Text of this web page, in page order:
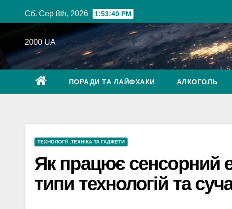
до
Сб. Сер 8th, 2026 1:53:41 PM
2000 UA
ПОРАДИ ТА ЛАЙФХАКИ АЛКОГОЛЬ
ТЕХНОЛОГІЇ ,ТЕХНІКА ТА ГАДЖЕТИ
Як працює сенсорний
типи технологій та